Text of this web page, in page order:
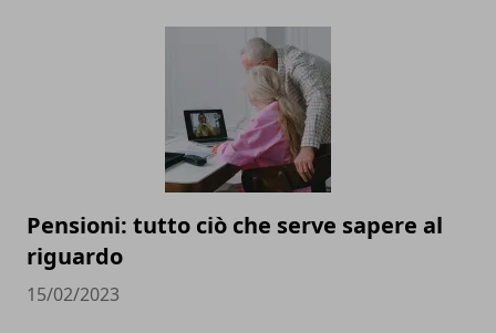
Pensioni: tutto ciò che serve sapere al
riguardo
15/02/2023